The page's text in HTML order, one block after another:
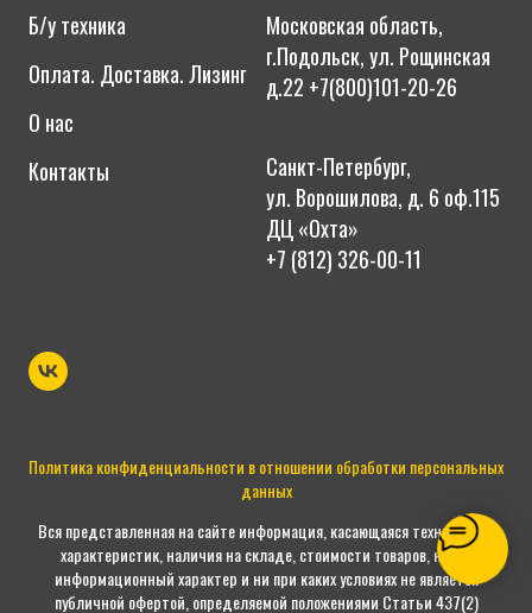
Отрадное
Тихвин
Б/у техника
Оплата. Доставка. Лизинг
О нас
Контакты
Московская область,
г.Подольск, ул. Рощинская
д.22 +7(800)101-20-26
Санкт-Петербург,
ул. Ворошилова, д. 6 оф.115
ДЦ «Охта»
+7 (812) 326-00-11
Политика конфиденциальности в отношении обработки персональных
данных
Вся представленная на сайте информация, касающаяся технических
характеристик, наличия на складе, стоимости товаров, носит
информационный характер и ни при каких условиях не является
публичной офертой, определяемой положениями Статьи 437(2)